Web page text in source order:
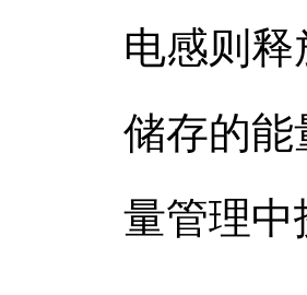
电感则
储存的能
量管理中